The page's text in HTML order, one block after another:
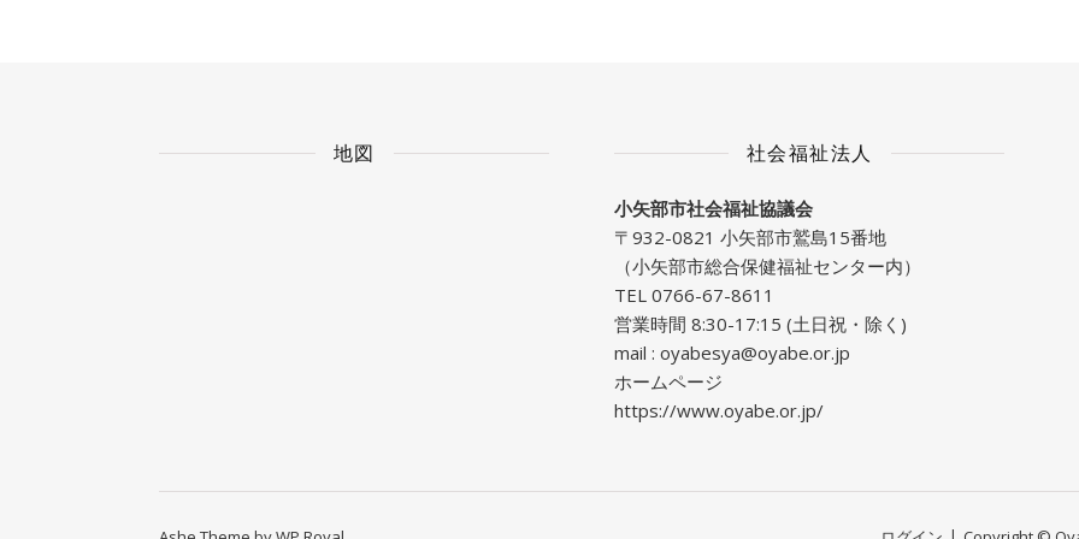
地図 社会福祉法人
小矢部市社会福祉協議会
〒932-0821 小矢部市鷲島15番地
（小矢部市総合保健福祉センター内）
TEL 0766-67-8611
営業時間 8:30-17:15 (土日祝・除く)
mail : oyabesya@oyabe.or.jp
ホームページ
https://www.oyabe.or.jp/